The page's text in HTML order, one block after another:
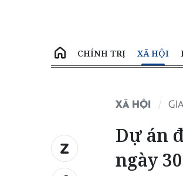
CHÍNH TRỊ XÃ HỘI
XÃ HỘI
Dự án
ngày